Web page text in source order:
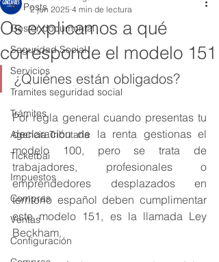
All Posts
Gestor documental
Seguridad Social
Servicios
Tramites seguridad social
Trámites
Agencia Tributaria
Ticketbai
Impuestos
Compras
Ventas
Configuración
Os explicamos a qué
corresponde el modelo 151
2 jun 2025 4 min de lectura
¿Quiénes están obligados?
Por regla general cuando presentas tu
declaración de la renta gestionas el
modelo 100, pero se trata de
trabajadores, profesionales o
emprendedores desplazados en
territorio español deben cumplimentar
este modelo 151, es la llamada Ley
Beckham.